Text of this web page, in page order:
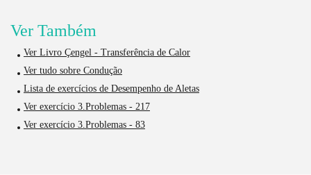
Ver Também
Ver Livro Çengel - Transferência de Calor
Ver tudo sobre Condução
Lista de exercícios de Desempenho de Aletas
Ver exercício 3.Problemas - 217
Ver exercício 3.Problemas - 83